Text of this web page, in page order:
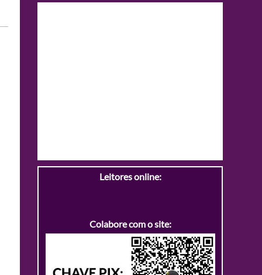
Leitores online:
Colabore com o site: